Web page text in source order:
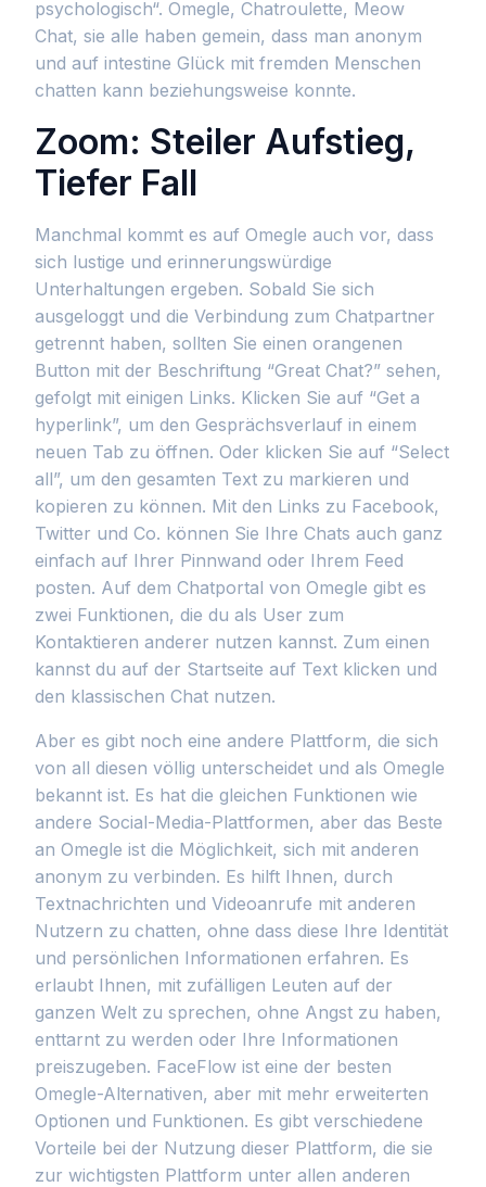
psychologisch“. Omegle, Chatroulette, Meow
Chat, sie alle haben gemein, dass man anonym
und auf intestine Glück mit fremden Menschen
chatten kann beziehungsweise konnte.
Zoom: Steiler Aufstieg,
Tiefer Fall
Manchmal kommt es auf Omegle auch vor, dass
sich lustige und erinnerungswürdige
Unterhaltungen ergeben. Sobald Sie sich
ausgeloggt und die Verbindung zum Chatpartner
getrennt haben, sollten Sie einen orangenen
Button mit der Beschriftung “Great Chat?” sehen,
gefolgt mit einigen Links. Klicken Sie auf “Get a
hyperlink”, um den Gesprächsverlauf in einem
neuen Tab zu öffnen. Oder klicken Sie auf “Select
all”, um den gesamten Text zu markieren und
kopieren zu können. Mit den Links zu Facebook,
Twitter und Co. können Sie Ihre Chats auch ganz
einfach auf Ihrer Pinnwand oder Ihrem Feed
posten. Auf dem Chatportal von Omegle gibt es
zwei Funktionen, die du als User zum
Kontaktieren anderer nutzen kannst. Zum einen
kannst du auf der Startseite auf Text klicken und
den klassischen Chat nutzen.
Aber es gibt noch eine andere Plattform, die sich
von all diesen völlig unterscheidet und als Omegle
bekannt ist. Es hat die gleichen Funktionen wie
andere Social-Media-Plattformen, aber das Beste
an Omegle ist die Möglichkeit, sich mit anderen
anonym zu verbinden. Es hilft Ihnen, durch
Textnachrichten und Videoanrufe mit anderen
Nutzern zu chatten, ohne dass diese Ihre Identität
und persönlichen Informationen erfahren. Es
erlaubt Ihnen, mit zufälligen Leuten auf der
ganzen Welt zu sprechen, ohne Angst zu haben,
enttarnt zu werden oder Ihre Informationen
preiszugeben. FaceFlow ist eine der besten
Omegle-Alternativen, aber mit mehr erweiterten
Optionen und Funktionen. Es gibt verschiedene
Vorteile bei der Nutzung dieser Plattform, die sie
zur wichtigsten Plattform unter allen anderen